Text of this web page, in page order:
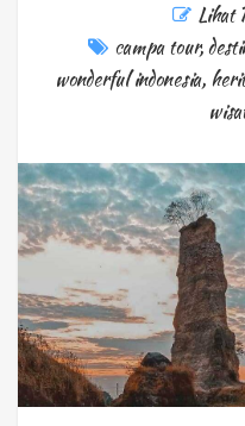
Lihat
campa tour,
wonderful indonesia,